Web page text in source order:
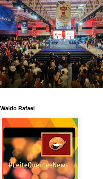
Waldo Rafael